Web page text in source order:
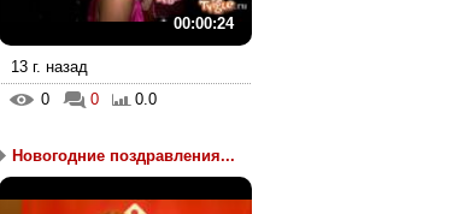
00:00:24
13 г. назад
0
0 0.0
Новогодние поздравления...